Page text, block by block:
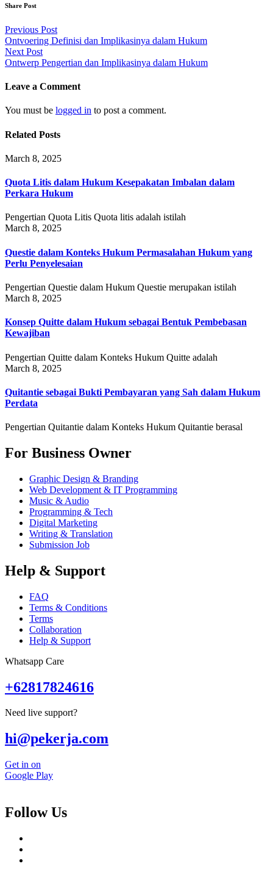
Share Post
Post
navigation
Previous Post
Ontvoering Definisi dan Implikasinya dalam Hukum
Next Post
Ontwerp Pengertian dan Implikasinya dalam Hukum
Leave a Comment
You must be logged in to post a comment.
Related Posts
March 8, 2025
Quota Litis dalam Hukum Kesepakatan Imbalan dalam
Perkara Hukum
Pengertian Quota Litis Quota litis adalah istilah
March 8, 2025
Questie dalam Konteks Hukum Permasalahan Hukum yang
Perlu Penyelesaian
Pengertian Questie dalam Hukum Questie merupakan istilah
March 8, 2025
Konsep Quitte dalam Hukum sebagai Bentuk Pembebasan
Kewajiban
Pengertian Quitte dalam Konteks Hukum Quitte adalah
March 8, 2025
Quitantie sebagai Bukti Pembayaran yang Sah dalam Hukum
Perdata
Pengertian Quitantie dalam Konteks Hukum Quitantie berasal
For Business Owner
Graphic Design & Branding
Web Development & IT Programming
Music & Audio
Programming & Tech
Digital Marketing
Writing & Translation
Submission Job
Help & Support
FAQ
Terms & Conditions
Terms
Collaboration
Help & Support
Whatsapp Care
+62817824616
Need live support?
hi@pekerja.com
Get in on
Google Play
Follow Us